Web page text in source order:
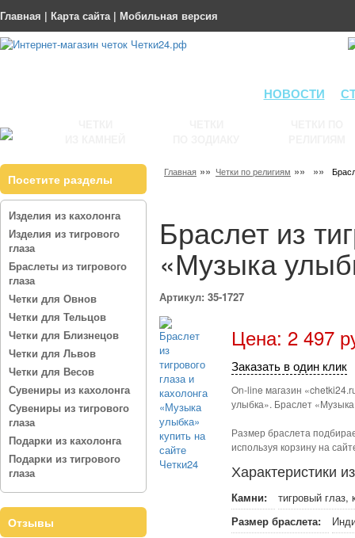
Главная | Карта сайта| Мобильная версия
НОВОСТИ
Посетите разделы
Изделия из кахолонга
Изделия из тигрового
глаза
Браслеты из тигрового
глаза
Четки для Овнов
Четки для Тельцов
Четки для Близнецов
Четки для Львов
Четки для Весов
Сувениры из кахолонга
Сувениры из тигрового
глаза
Подарки из кахолонга
Подарки из тигрового
глаза
Отзывы
Главная »» Четки по религиям »» »»
Браслет из
«Музыка
Артикул: 35-1727
Цена: 2 497
Заказать в один клик
On-line магазин
улыбка». Браслет
Размер браслета
используя корзину на
Характеристики
Камни:
тигровый глаз,
Размер браслета: